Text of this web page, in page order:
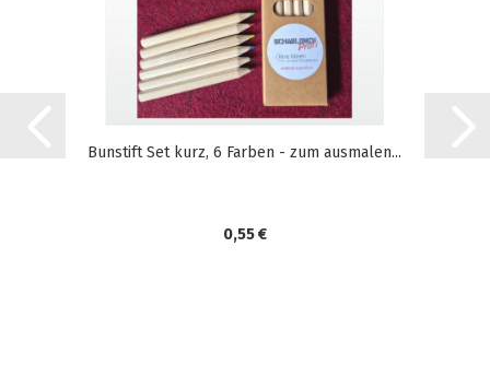
Bunstift Set kurz, 6 Farben - zum ausmalen...
0,55 €